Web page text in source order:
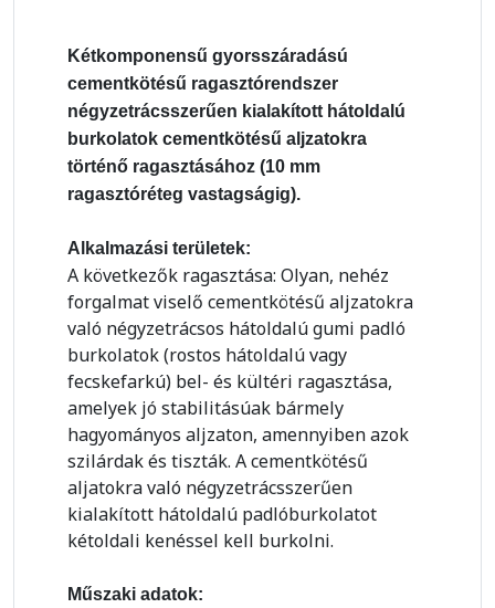
Kétkomponensű gyorsszáradású
cementkötésű ragasztórendszer
négyzetrácsszerűen kialakított hátoldalú
burkolatok cementkötésű aljzatokra
történő ragasztásához (10 mm
ragasztóréteg vastagságig).
Alkalmazási területek:
A következők ragasztása: Olyan, nehéz
forgalmat viselő cementkötésű aljzatokra
való négyzetrácsos hátoldalú gumi padló
burkolatok (rostos hátoldalú vagy
fecskefarkú) bel- és kültéri ragasztása,
amelyek jó stabilitásúak bármely
hagyományos aljzaton, amennyiben azok
szilárdak és tiszták. A cementkötésű
aljatokra való négyzetrácsszerűen
kialakított hátoldalú padlóburkolatot
kétoldali kenéssel kell burkolni.
Műszaki adatok: